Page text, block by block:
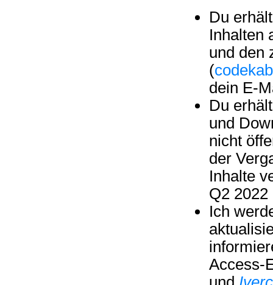
Du
Inhalten
und den
(
dein E-
Du
und
nicht
der
Inhalte
Q2
Ich
Access-